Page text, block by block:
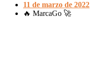
11 de marzo de 2022
🔥 MarcaGo 🚀